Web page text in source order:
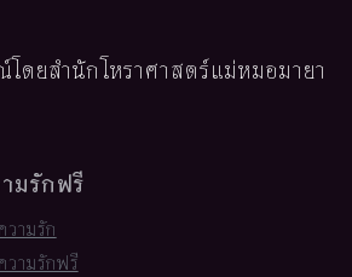
ยสำนักโหราศาสตร์แม่หมอมายา
มรักฟรี
ามรัก
วามรักฟรี